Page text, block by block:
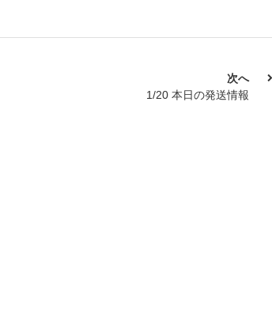
次へ
1/20 本日の発送情報